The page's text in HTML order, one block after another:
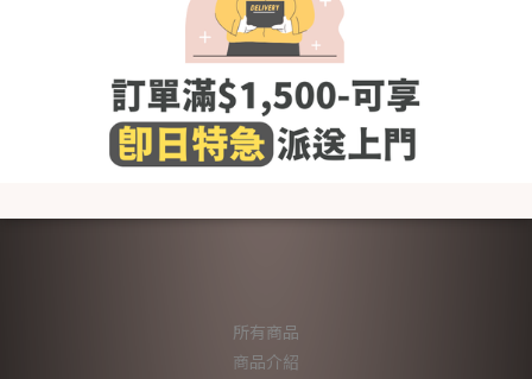
洗滌建議
- 使用前請先清洗乾淨
- 使用冷水或微暖的水作清洗，避免熱水
- 建議使用嬰幼兒衣物專用清潔劑，避免柔順劑,含氯及螢光劑的
清潔劑
所有商品
商品介紹